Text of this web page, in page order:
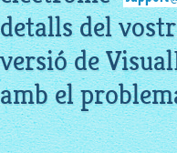
detalls del
versió de
amb el